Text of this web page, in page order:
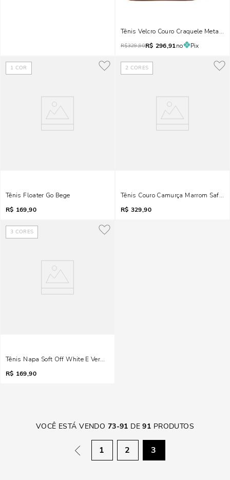
Tênis Velcro Couro Craquele
R$329,90R$ 296,91no Pix
1 COR
Tênis Floater Go Bege
R$ 169,90
2 CORES
Tênis Couro Camurça Marrom Safari
R$ 329,90
3 CORES
Tênis Napa Soft Off White E Vermelho
R$ 169,90
VOCÊ ESTÁ VENDO 73-91 DE91 PRODUTOS
1 2 3